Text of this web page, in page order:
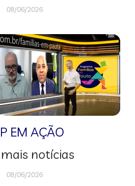
08/06/2026
EM AÇÃO
notícias
08/06/2026